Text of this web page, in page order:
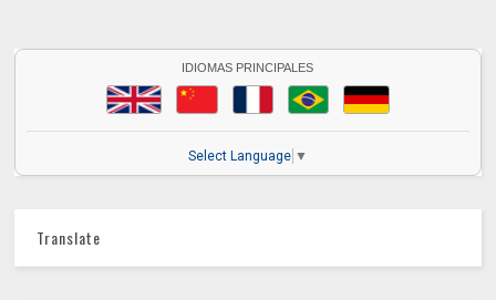
IDIOMAS PRINCIPALES
Select Language ▼
Translate